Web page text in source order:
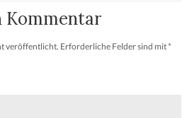
Kommentar
veröffentlicht. Erforderliche Felder sind mit*